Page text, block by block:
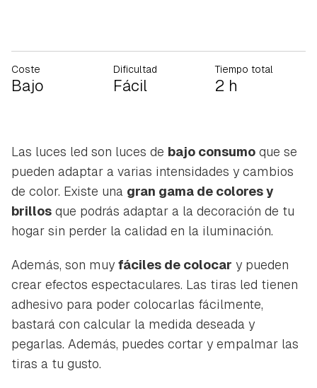
Coste
Bajo
Dificultad
Fácil
Tiempo total
2 h
Las luces led son luces de bajo consumo que se
pueden adaptar a varias intensidades y cambios
de color. Existe una gran gama de colores y
brillos que podrás adaptar a la decoración de tu
hogar sin perder la calidad en la iluminación.
Además, son muy fáciles de colocar y pueden
crear efectos espectaculares. Las tiras led tienen
adhesivo para poder colocarlas fácilmente,
bastará con calcular la medida deseada y
pegarlas. Además, puedes cortar y empalmar las
tiras a tu gusto.